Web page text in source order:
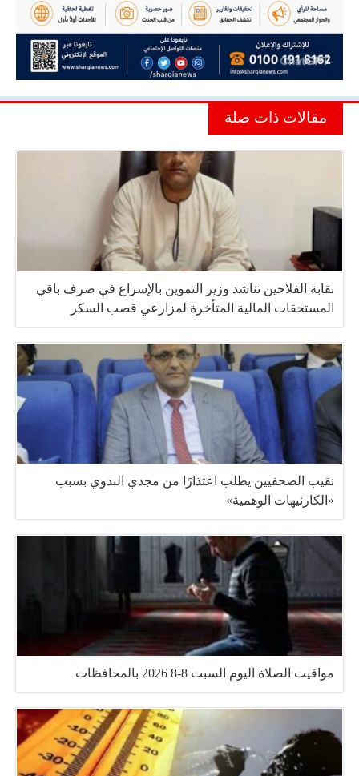
مقالات ذات صلة
نقابة الفلاحين تناشد وزير التموين بالإسراع في صرف باقي
المستحقات المالية المتأخرة لمزارعي قصب السكر
نقيب الصحفيين يطلب اعتذارًا من مجدي البدوي بسبب
«الكارنيهات الوهمية»
مواقيت الصلاة اليوم السبت 8-8 2026 بالمحافظات